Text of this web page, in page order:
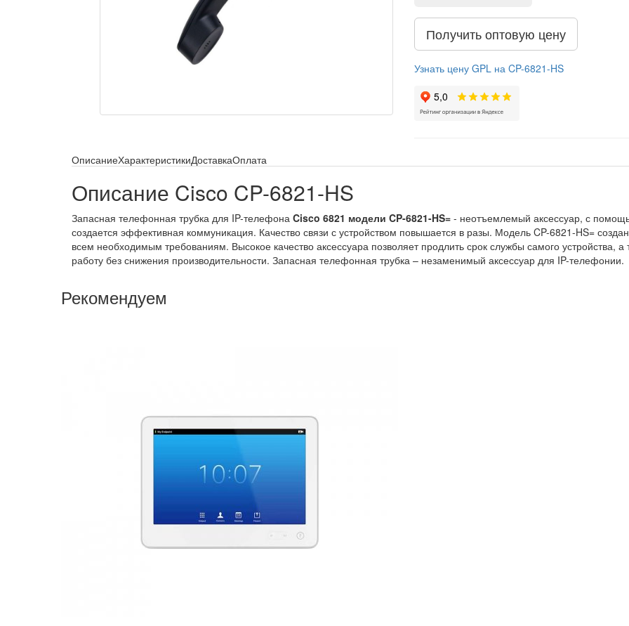
Получить оптовую цену
Узнать цену GPL на CP-6821-HS
ОписаниеХарактеристикиДоставкаОплата
Описание Cisco CP-6821-HS
Запасная телефонная трубка для IP-телефона Cisco 6821 модели CP-6821-HS= - неотъемлемый аксессуар, с
создается эффективная коммуникация. Качество связи с устройством повышается в разы. Модель CP-6821-HS=
всем необходимым требованиям. Высокое качество аксессуара позволяет продлить срок службы самого устройства,
работу без снижения производительности. Запасная телефонная трубка – незаменимый аксессуар для IP-телефонии.
Рекомендуем